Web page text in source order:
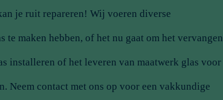
je ruit repareren! Wij voeren diverse
te maken hebben, of het nu gaat om het vervangen
installeren of het leveren van maatwerk glas voor
. Neem contact met ons op voor een vakkundige